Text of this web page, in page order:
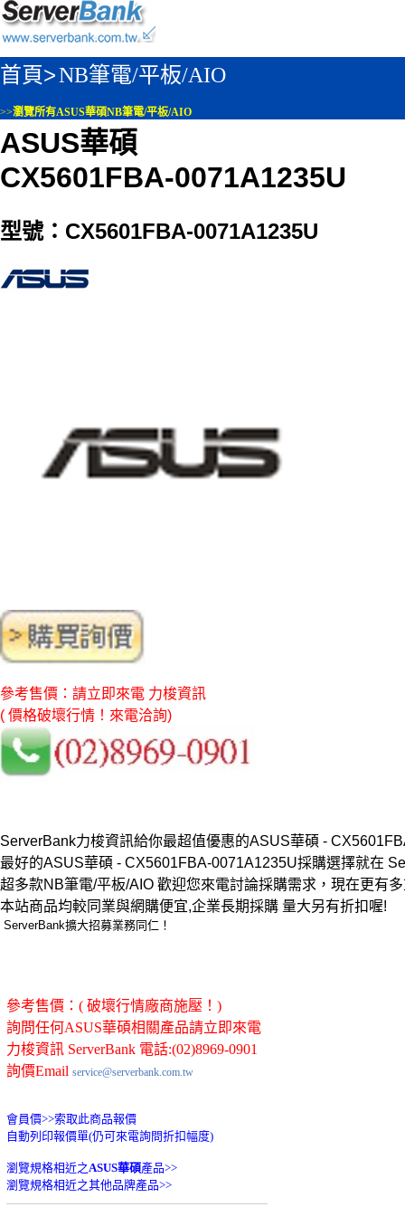
首頁>NB筆電/平板/AIO
>>瀏覽所有ASUS華碩NB筆電/平板/AIO
ASUS華碩
CX5601FBA-0071A1235U
型號：CX5601FBA-0071A1235U
參考售價：請立即來電 力梭資訊
( 價格破壞行情！來電洽詢)
ServerBank力梭資訊給你最超值優惠的ASUS華碩 -
最好的ASUS華碩 - CX5601FBA-0071A1235U採購選擇就在
超多款NB筆電/平板/AIO 歡迎您來電討論採購需求，現在更有
本站商品均較同業與網購便宜,企業長期採購 量大另有折扣喔!
ServerBank擴大招募業務同仁！
參考售價：( 破壞行情廠商施壓！)
詢問任何ASUS華碩相關產品請立即來電
力梭資訊 ServerBank 電話:(02)8969-0901
詢價Email service@serverbank.com.tw
會員價>>索取此商品報價
自動列印報價單(仍可來電詢問折扣幅度)
瀏覽規格相近之ASUS華碩產品>>
瀏覽規格相近之其他品牌產品>>